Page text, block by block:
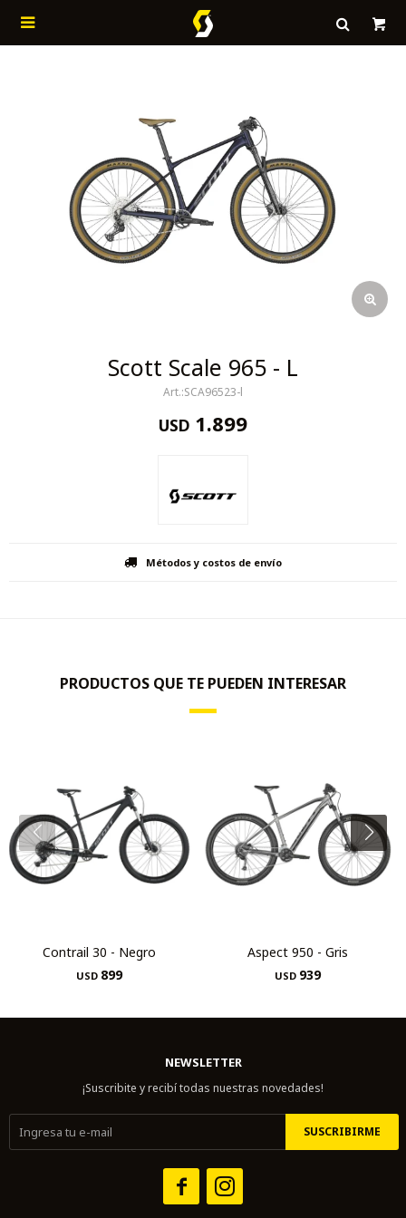

Scott Scale 965 - L
SCA96523-l
USD 1.899
Métodos y costos de envío
PRODUCTOS QUE TE PUEDEN INTERESAR
Contrail 30 - Negro
USD 899
Aspect 950 - Gris
USD 939
NEWSLETTER
¡Suscribite y recibí todas nuestras novedades!
SUSCRIBIRME
 